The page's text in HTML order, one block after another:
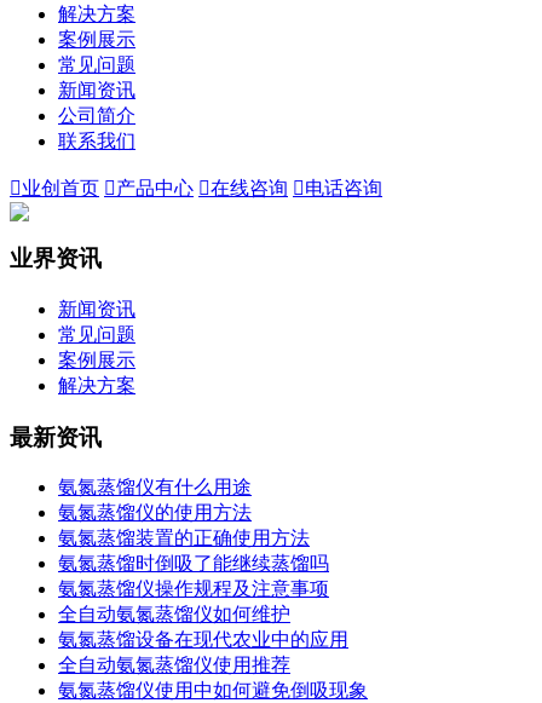
解决方案
案例展示
常见问题
新闻资讯
公司简介
联系我们
业创首页 产品中心 在线咨询 电话咨询
业界资讯
新闻资讯
常见问题
案例展示
解决方案
最新资讯
氨氮蒸馏仪有什么用途
氨氮蒸馏仪的使用方法
氨氮蒸馏装置的正确使用方法
氨氮蒸馏时倒吸了能继续蒸馏吗
氨氮蒸馏仪操作规程及注意事项
全自动氨氮蒸馏仪如何维护
氨氮蒸馏设备在现代农业中的应用
全自动氨氮蒸馏仪使用推荐
氨氮蒸馏仪使用中如何避免倒吸现象